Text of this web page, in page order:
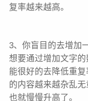
复率越来越高。
3、你盲目的去增加
想要通过增加文字
能很好的去降低重
的内容越来越杂乱
也就慢慢升高了。